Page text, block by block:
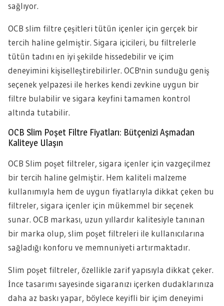
sağlıyor.
OCB slim filtre çeşitleri tütün içenler için gerçek bir
tercih haline gelmiştir. Sigara içicileri, bu filtrelerle
tütün tadını en iyi şekilde hissedebilir ve içim
deneyimini kişiselleştirebilirler. OCB'nin sunduğu geniş
seçenek yelpazesi ile herkes kendi zevkine uygun bir
filtre bulabilir ve sigara keyfini tamamen kontrol
altında tutabilir.
OCB Slim Poşet Filtre Fiyatları: Bütçenizi Aşmadan
Kaliteye Ulaşın
OCB Slim poşet filtreler, sigara içenler için vazgeçilmez
bir tercih haline gelmiştir. Hem kaliteli malzeme
kullanımıyla hem de uygun fiyatlarıyla dikkat çeken bu
filtreler, sigara içenler için mükemmel bir seçenek
sunar. OCB markası, uzun yıllardır kalitesiyle tanınan
bir marka olup, slim poşet filtreleri ile kullanıcılarına
sağladığı konforu ve memnuniyeti artırmaktadır.
Slim poşet filtreler, özellikle zarif yapısıyla dikkat çeker.
İnce tasarımı sayesinde sigaranızı içerken dudaklarınıza
daha az baskı yapar, böylece keyifli bir içim deneyimi